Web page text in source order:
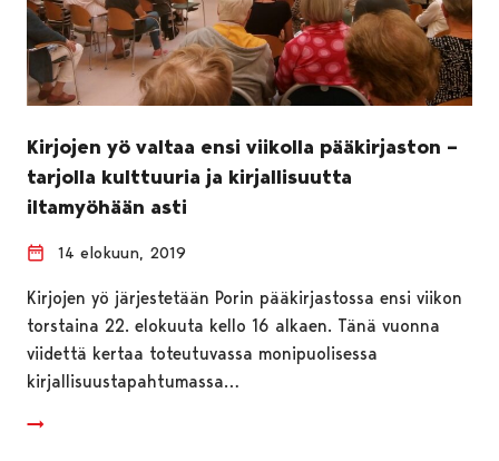
Kirjojen yö valtaa ensi viikolla pääkirjaston –
tarjolla kulttuuria ja kirjallisuutta
iltamyöhään asti
14 elokuun, 2019
Kirjojen yö järjestetään Porin pääkirjastossa ensi viikon
torstaina 22. elokuuta kello 16 alkaen. Tänä vuonna
viidettä kertaa toteutuvassa monipuolisessa
kirjallisuustapahtumassa…